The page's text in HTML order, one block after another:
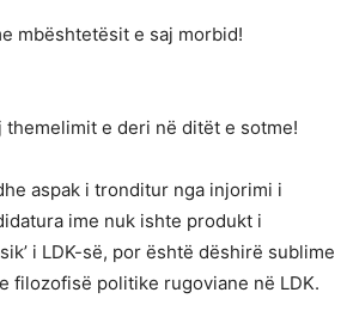
mbështetësit e saj morbid!
themelimit e deri në ditët e sotme!
aspak i tronditur nga injorimi i
ime nuk ishte produkt i
i LDK-së, por është dëshirë sublime
politike rugoviane në LDK.